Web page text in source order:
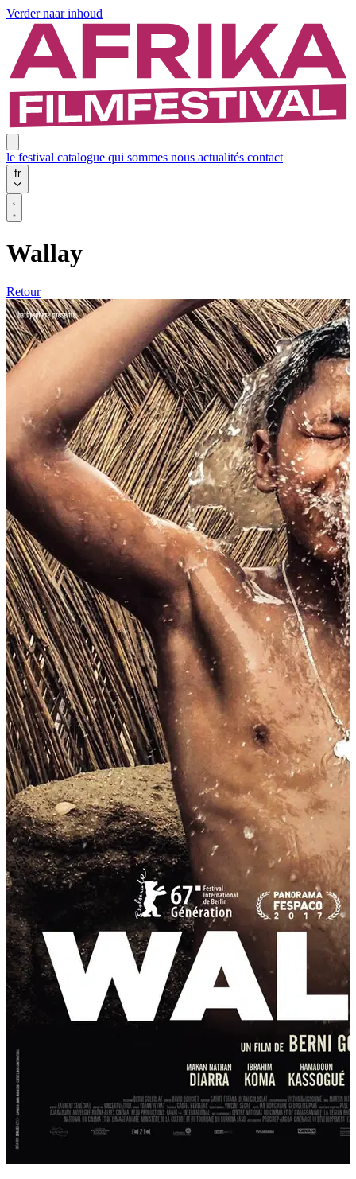
Verder naar inhoud
le festival catalogue qui sommes nous actualités contact
fr
Wallay
Retour